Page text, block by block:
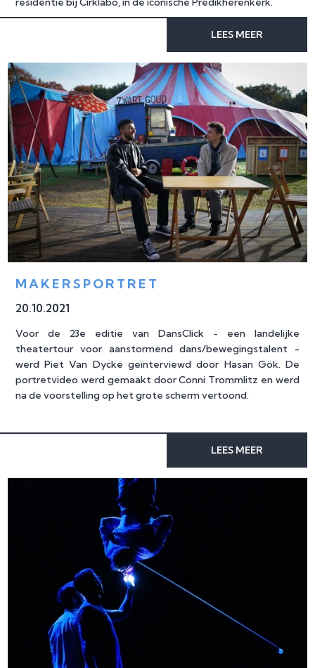
LEES MEER
MAKERSPORTRET
20.10.2021
Voor de 23e editie van DansClick - een landelijke
theatertour voor aanstormend dans/bewegingstalent -
werd Piet Van Dycke geïnterviewd door Hasan Gök. De
portretvideo werd gemaakt door Conni Trommlitz en werd
na de voorstelling op het grote scherm vertoond.
LEES MEER